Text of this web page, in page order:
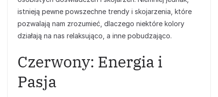
istnieją pewne powszechne trendy i skojarzenia, które
pozwalają nam zrozumieć, dlaczego niektóre kolory
działają na nas relaksująco, a inne pobudzająco.
Czerwony: Energia i
Pasja